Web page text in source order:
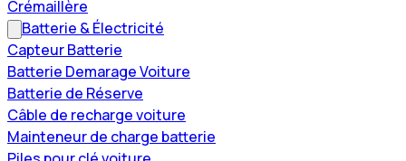
Crémaillère
Batterie & Électricité
Capteur Batterie
Batterie Demarage Voiture
Batterie de Réserve
Câble de recharge voiture
Mainteneur de charge batterie